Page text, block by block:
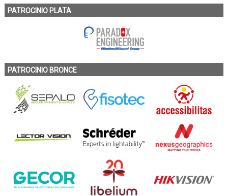
PATROCINIO PLATA
PATROCINIO BRONCE